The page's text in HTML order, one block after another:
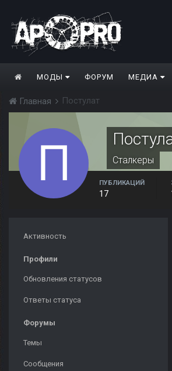
МОДЫ ФОРУМ МЕДИА
Главная Постулат
Сталкеры
ПУБЛИКАЦИЙ
17
Активность
Профили
Обновления статусов
Ответы статуса
Форумы
Темы
Сообщения